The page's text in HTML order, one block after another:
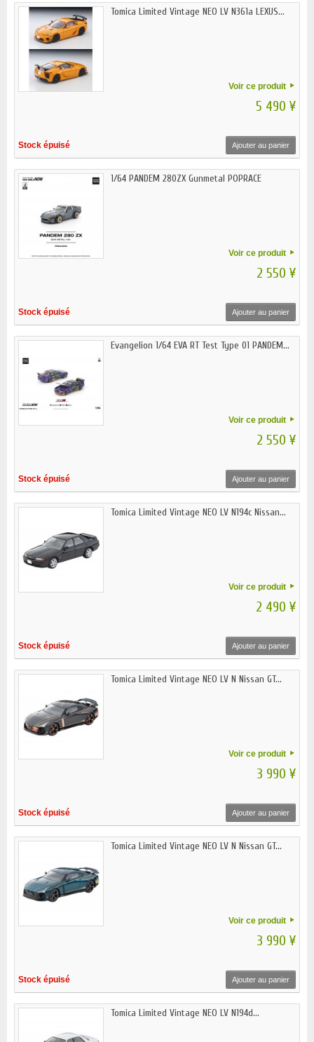
Tomica Limited Vintage NEO LV N361a LEXUS...
Voir ce produit
5 490 ¥
Stock épuisé Ajouter au panier
1/64 PANDEM 280ZX Gunmetal POPRACE
Voir ce produit
2 550 ¥
Stock épuisé Ajouter au panier
Evangelion 1/64 EVA RT Test Type 01 PANDEM...
Voir ce produit
2 550 ¥
Stock épuisé Ajouter au panier
Tomica Limited Vintage NEO LV N194c Nissan...
Voir ce produit
2 490 ¥
Stock épuisé Ajouter au panier
Tomica Limited Vintage NEO LV N Nissan GT...
Voir ce produit
3 990 ¥
Stock épuisé Ajouter au panier
Tomica Limited Vintage NEO LV N Nissan GT...
Voir ce produit
3 990 ¥
Stock épuisé Ajouter au panier
Tomica Limited Vintage NEO LV N194d...